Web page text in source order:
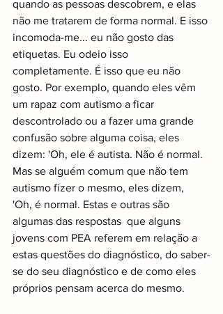
quando as pessoas descobrem, e elas
não me tratarem de forma normal. E isso
incomoda-me... eu não gosto das
etiquetas. Eu odeio isso
completamente. É isso que eu não
gosto. Por exemplo, quando eles vêm
um rapaz com autismo a ficar
descontrolado ou a fazer uma grande
confusão sobre alguma coisa, eles
dizem: 'Oh, ele é autista. Não é normal.
Mas se alguém comum que não tem
autismo fizer o mesmo, eles dizem,
'Oh, é normal. Estas e outras são
algumas das respostas  que alguns
jovens com PEA referem em relação a
estas questões do diagnóstico, do saber-
se do seu diagnóstico e de como eles
próprios pensam acerca do mesmo.